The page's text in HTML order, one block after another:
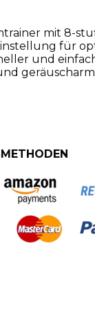
mit 8-
für
und